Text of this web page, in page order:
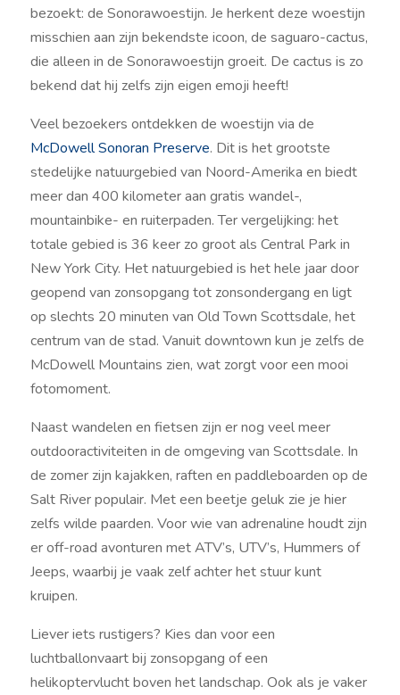
bezoekt: de Sonorawoestijn. Je herkent deze woestijn
misschien aan zijn bekendste icoon, de saguaro-cactus,
die alleen in de Sonorawoestijn groeit. De cactus is zo
bekend dat hij zelfs zijn eigen emoji heeft!
Veel bezoekers ontdekken de woestijn via de
McDowell Sonoran Preserve. Dit is het grootste
stedelijke natuurgebied van Noord-Amerika en biedt
meer dan 400 kilometer aan gratis wandel-,
mountainbike- en ruiterpaden. Ter vergelijking: het
totale gebied is 36 keer zo groot als Central Park in
New York City. Het natuurgebied is het hele jaar door
geopend van zonsopgang tot zonsondergang en ligt
op slechts 20 minuten van Old Town Scottsdale, het
centrum van de stad. Vanuit downtown kun je zelfs de
McDowell Mountains zien, wat zorgt voor een mooi
fotomoment.
Naast wandelen en fietsen zijn er nog veel meer
outdooractiviteiten in de omgeving van Scottsdale. In
de zomer zijn kajakken, raften en paddleboarden op de
Salt River populair. Met een beetje geluk zie je hier
zelfs wilde paarden. Voor wie van adrenaline houdt zijn
er off-road avonturen met ATV’s, UTV’s, Hummers of
Jeeps, waarbij je vaak zelf achter het stuur kunt
kruipen.
Liever iets rustigers? Kies dan voor een
luchtballonvaart bij zonsopgang of een
helikoptervlucht boven het landschap. Ook als je vaker